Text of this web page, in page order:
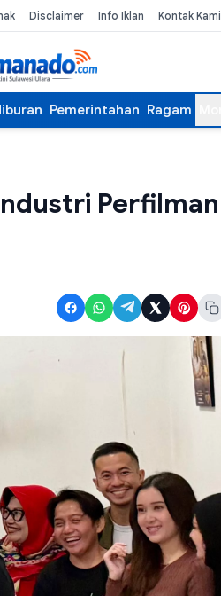
Disclaimer Info Iklan Kontak Kami
Pemerintahan Ragam
Perfilman